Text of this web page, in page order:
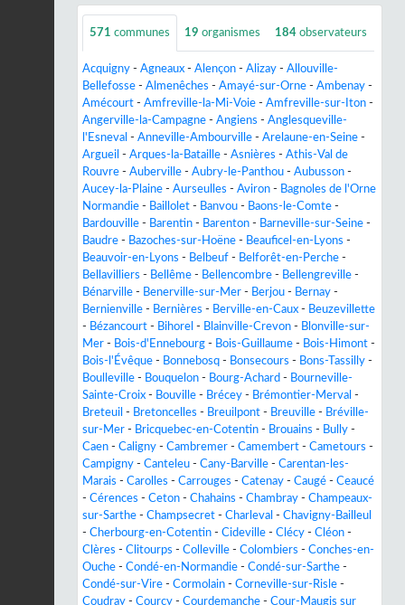
571 communes 19 organismes 184 observateurs
Acquigny - Agneaux - Alençon - Alizay - Allouville-
Bellefosse - Almenêches - Amayé-sur-Orne - Ambenay -
Amécourt - Amfreville-la-Mi-Voie - Amfreville-sur-Iton -
Angerville-la-Campagne - Angiens - Anglesqueville-
l'Esneval - Anneville-Ambourville - Arelaune-en-Seine -
Argueil - Arques-la-Bataille - Asnières - Athis-Val de
Rouvre - Auberville - Aubry-le-Panthou - Aubusson -
Aucey-la-Plaine - Aurseulles - Aviron - Bagnoles de l'Orne
Normandie - Baillolet - Banvou - Baons-le-Comte -
Bardouville - Barentin - Barenton - Barneville-sur-Seine -
Baudre - Bazoches-sur-Hoëne - Beauficel-en-Lyons -
Beauvoir-en-Lyons - Belbeuf - Belforêt-en-Perche -
Bellavilliers - Bellême - Bellencombre - Bellengreville -
Bénarville - Benerville-sur-Mer - Berjou - Bernay -
Bernienville - Bernières - Berville-en-Caux - Beuzevillette
- Bézancourt - Bihorel - Blainville-Crevon - Blonville-sur-
Mer - Bois-d'Ennebourg - Bois-Guillaume - Bois-Himont -
Bois-l'Évêque - Bonnebosq - Bonsecours - Bons-Tassilly -
Boulleville - Bouquelon - Bourg-Achard - Bourneville-
Sainte-Croix - Bouville - Brécey - Brémontier-Merval -
Breteuil - Bretoncelles - Breuilpont - Breuville - Bréville-
sur-Mer - Bricquebec-en-Cotentin - Brouains - Bully -
Caen - Caligny - Cambremer - Camembert - Cametours -
Campigny - Canteleu - Cany-Barville - Carentan-les-
Marais - Carolles - Carrouges - Catenay - Caugé - Ceaucé
- Cérences - Ceton - Chahains - Chambray - Champeaux-
sur-Sarthe - Champsecret - Charleval - Chavigny-Bailleul
- Cherbourg-en-Cotentin - Cideville - Clécy - Cléon -
Clères - Clitourps - Colleville - Colombiers - Conches-en-
Ouche - Condé-en-Normandie - Condé-sur-Sarthe -
Condé-sur-Vire - Cormolain - Corneville-sur-Risle -
Coudray - Courcy - Courdemanche - Cour-Maugis sur